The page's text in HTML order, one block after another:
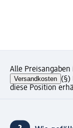
Alle
Versandkosten (§)
diese Position